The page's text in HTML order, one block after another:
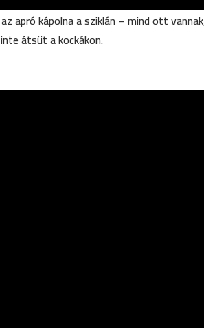
apró kápolna a sziklán – mind ott
átsüt a kockákon.